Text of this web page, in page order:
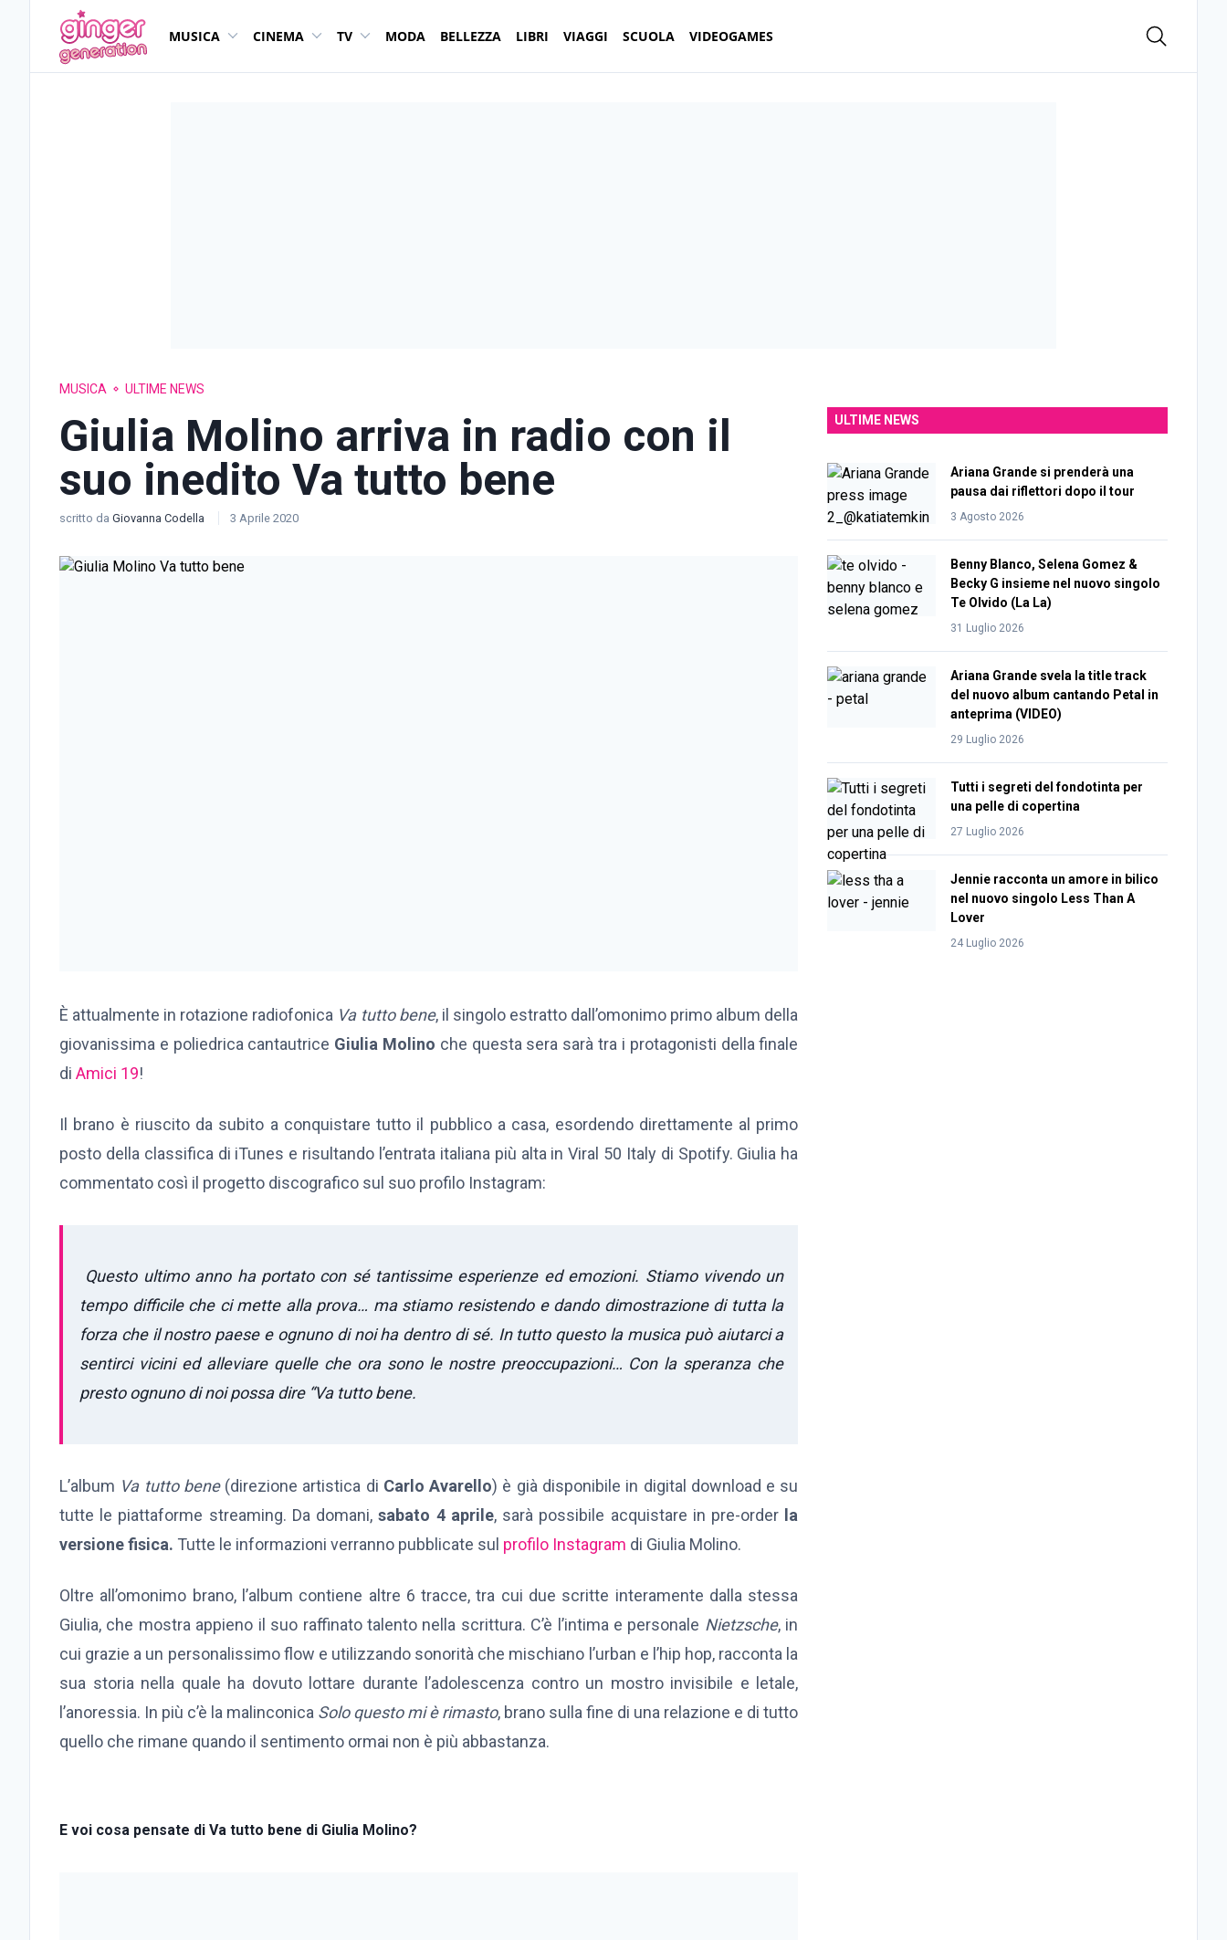
MUSICA CINEMA TV MODA BELLEZZA LIBRI VIAGGI SCUOLA VIDEOGAMES
MUSICA ULTIME NEWS
Giulia Molino arriva in radio con il
suo inedito Va tutto bene
scritto da Giovanna Codella 3 Aprile 2020
È attualmente in rotazione radiofonica Va tutto bene, il singolo estratto dall’omonimo primo album della
giovanissima e poliedrica cantautrice Giulia Molino che questa sera sarà tra i protagonisti della finale
di Amici 19!
Il brano è riuscito da subito a conquistare tutto il pubblico a casa, esordendo direttamente al primo
posto della classifica di iTunes e risultando l’entrata italiana più alta in Viral 50 Italy di Spotify. Giulia ha
commentato così il progetto discografico sul suo profilo Instagram:
Questo ultimo anno ha portato con sé tantissime esperienze ed emozioni. Stiamo vivendo un
tempo difficile che ci mette alla prova… ma stiamo resistendo e dando dimostrazione di tutta la
forza che il nostro paese e ognuno di noi ha dentro di sé. In tutto questo la musica può aiutarci a
sentirci vicini ed alleviare quelle che ora sono le nostre preoccupazioni… Con la speranza che
presto ognuno di noi possa dire “Va tutto bene.
L’album Va tutto bene(direzione artistica di Carlo Avarello) è già disponibile in digital download e su
tutte le piattaforme streaming. Da domani,sabato 4 aprile, sarà possibile acquistare in pre-order la
versione fisica. Tutte le informazioni verranno pubblicate sul profilo Instagram di Giulia Molino.
Oltre all’omonimo brano, l’album contiene altre 6 tracce, tra cui due scritte interamente dalla stessa
Giulia, che mostra appieno il suo raffinato talento nella scrittura. C’è l’intima e personale Nietzsche, in
cui grazie a un personalissimo flow e utilizzando sonorità che mischiano l’urban e l’hip hop, racconta la
sua storia nella quale ha dovuto lottare durante l’adolescenza contro un mostro invisibile e letale,
l’anoressia. In più c’è la malinconica Solo questo mi è rimasto, brano sulla fine di una relazione e di tutto
quello che rimane quando il sentimento ormai non è più abbastanza.
E voi cosa pensate di Va tutto bene di Giulia Molino?
ULTIME NEWS
Ariana Grande si prenderà una
pausa dai riflettori dopo il tour
3 Agosto 2026
Benny Blanco, Selena Gomez &
Becky G insieme nel nuovo singolo
Te Olvido (La La)
31 Luglio 2026
Ariana Grande svela la title track
del nuovo album cantando Petal in
anteprima (VIDEO)
29 Luglio 2026
Tutti i segreti del fondotinta per
una pelle di copertina
27 Luglio 2026
Jennie racconta un amore in bilico
nel nuovo singolo Less Than A
Lover
24 Luglio 2026